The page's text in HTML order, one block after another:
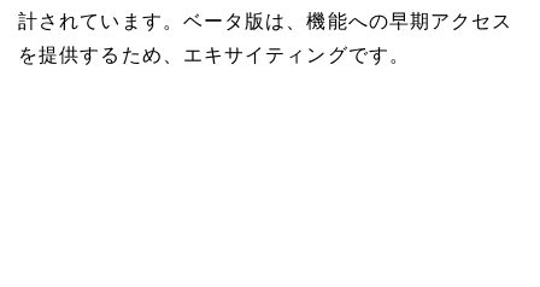
計されています。ベータ版は、機能への早期アクセス
を提供するため、エキサイティングです。